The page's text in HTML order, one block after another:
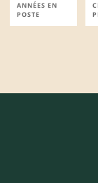
ANNÉES EN
POSTE